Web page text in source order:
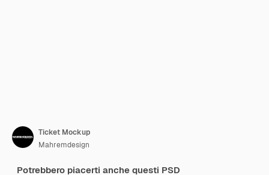
Ticket Mockup
Mahremdesign
Potrebbero piacerti anche questi PSD